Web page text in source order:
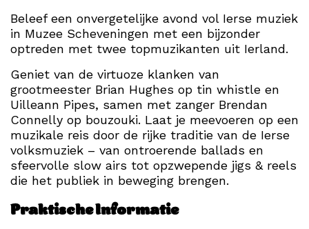
Beleef een onvergetelijke avond vol Ierse muziek
in Muzee Scheveningen met een bijzonder
optreden met twee topmuzikanten uit Ierland.
Geniet van de virtuoze klanken van
grootmeester Brian Hughes op tin whistle en
Uilleann Pipes, samen met zanger Brendan
Connelly op bouzouki. Laat je meevoeren op een
muzikale reis door de rijke traditie van de Ierse
volksmuziek – van ontroerende ballads en
sfeervolle slow airs tot opzwepende jigs & reels
die het publiek in beweging brengen.
Praktische Informatie